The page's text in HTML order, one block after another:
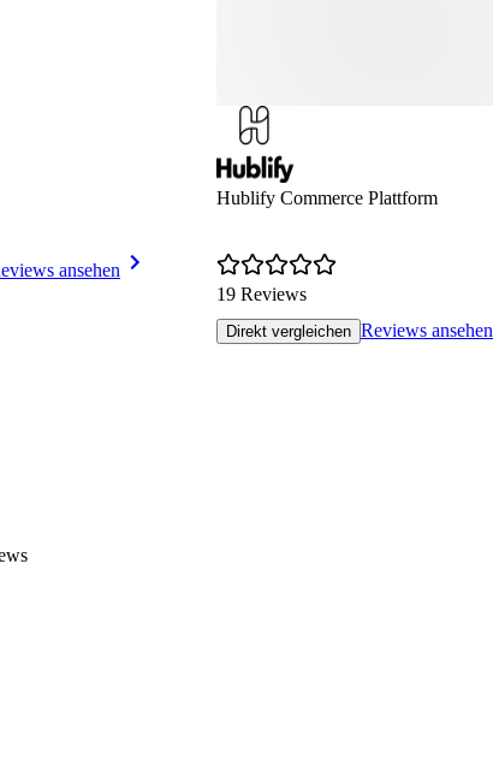
ansehen
Hublify Commerce Plattform
19 Reviews
Direkt vergleichen Reviews ansehen